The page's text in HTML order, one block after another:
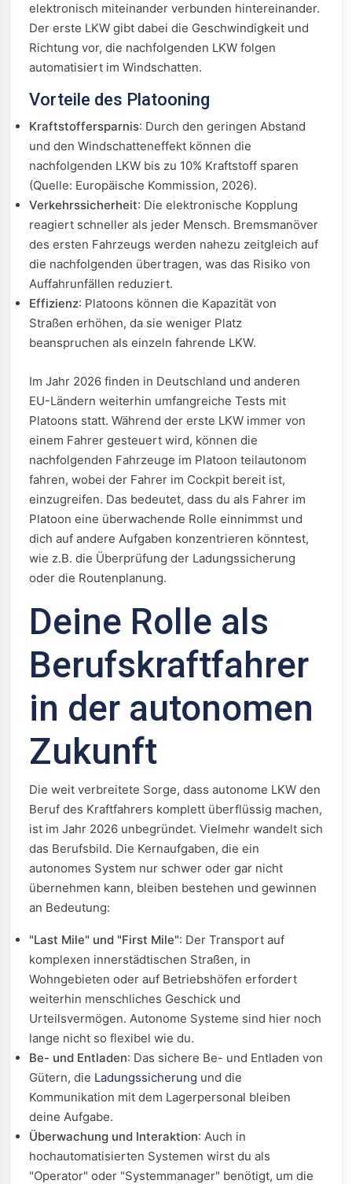
elektronisch miteinander verbunden hintereinander.
Der erste LKW gibt dabei die Geschwindigkeit und
Richtung vor, die nachfolgenden LKW folgen
automatisiert im Windschatten.
Vorteile des Platooning
Kraftstoffersparnis: Durch den geringen Abstand
und den Windschatteneffekt können die
nachfolgenden LKW bis zu 10% Kraftstoff sparen
(Quelle: Europäische Kommission, 2026).
Verkehrssicherheit: Die elektronische Kopplung
reagiert schneller als jeder Mensch. Bremsmanöver
des ersten Fahrzeugs werden nahezu zeitgleich auf
die nachfolgenden übertragen, was das Risiko von
Auffahrunfällen reduziert.
Effizienz: Platoons können die Kapazität von
Straßen erhöhen, da sie weniger Platz
beanspruchen als einzeln fahrende LKW.
Im Jahr 2026 finden in Deutschland und anderen
EU-Ländern weiterhin umfangreiche Tests mit
Platoons statt. Während der erste LKW immer von
einem Fahrer gesteuert wird, können die
nachfolgenden Fahrzeuge im Platoon teilautonom
fahren, wobei der Fahrer im Cockpit bereit ist,
einzugreifen. Das bedeutet, dass du als Fahrer im
Platoon eine überwachende Rolle einnimmst und
dich auf andere Aufgaben konzentrieren könntest,
wie z.B. die Überprüfung der Ladungssicherung
oder die Routenplanung.
Deine Rolle als
Berufskraftfahrer
in der autonomen
Zukunft
Die weit verbreitete Sorge, dass autonome LKW den
Beruf des Kraftfahrers komplett überflüssig machen,
ist im Jahr 2026 unbegründet. Vielmehr wandelt sich
das Berufsbild. Die Kernaufgaben, die ein
autonomes System nur schwer oder gar nicht
übernehmen kann, bleiben bestehen und gewinnen
an Bedeutung:
"Last Mile" und "First Mile": Der Transport auf
komplexen innerstädtischen Straßen, in
Wohngebieten oder auf Betriebshöfen erfordert
weiterhin menschliches Geschick und
Urteilsvermögen. Autonome Systeme sind hier noch
lange nicht so flexibel wie du.
Be- und Entladen: Das sichere Be- und Entladen von
Gütern, die Ladungssicherung und die
Kommunikation mit dem Lagerpersonal bleiben
deine Aufgabe.
Überwachung und Interaktion: Auch in
hochautomatisierten Systemen wirst du als
"Operator" oder "Systemmanager" benötigt, um die